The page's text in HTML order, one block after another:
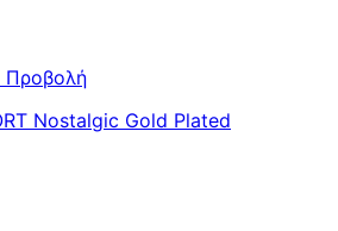
Προβολή
Nostalgic Gold Plated